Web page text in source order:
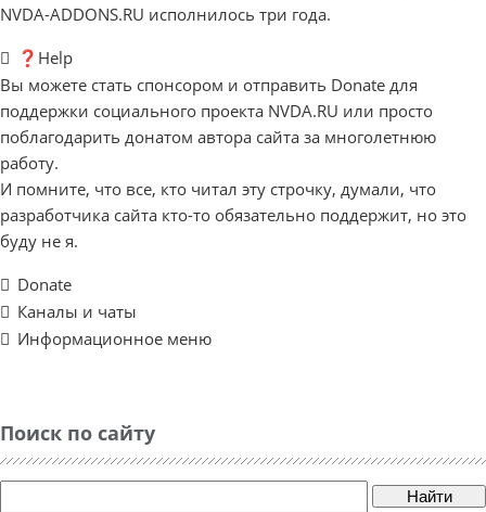
NVDA-ADDONS.RU исполнилось три года.
❓Help
Вы можете стать спонсором и отправить Donate для
поддержки социального проекта NVDA.RU или просто
поблагодарить донатом автора сайта за многолетнюю
работу.
И помните, что все, кто читал эту строчку, думали, что
разработчика сайта кто-то обязательно поддержит, но это
буду не я.
Donate
Каналы и чаты
Информационное меню
Поиск по сайту
Найти